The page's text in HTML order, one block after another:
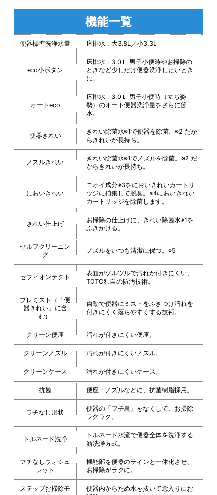
機能一覧
便器標準洗浄水量 床排水：大3.8L／小3.3L
eco小ボタン
床排水：3.0Ｌ 男子小便時やお掃除の
ときなど少しだけ便器洗浄したいとき
に。
オートeco
床排水：3.0Ｌ 男子小便時（立ち姿
勢）のオート便器洗浄量をさらに節
水。
便器きれい
きれい除菌水※1で便器を除菌。※2 だか
らきれいが長持ち。
ノズルきれい
きれい除菌水※1でノズルを除菌。※2 だ
からきれいが長持ち。
においきれい
ニオイ成分※3をにおいきれいカートリ
ッジに捕集して脱臭。※4においきれい
カートリッジを除菌します。
きれい仕上げ
お掃除の仕上げに、きれい除菌水※1を
ふきかける。
セルフクリーニン
グ
ノズルをいつも清潔に保つ。※5
セフィオンテクト
表面がツルツルで汚れが付きにくい、
TOTO独自の防汚技術。
プレミスト（「便
器きれい」に含
む）
自動で便器にミストをふきつけ汚れを
付きにくく落ちやすくする技術。
クリーン便座 汚れが付きにくい便座。
クリーンノズル 汚れが付きにくいノズル。
クリーンケース 汚れが付きにくいケース。
抗菌 便座・ノズルなどに、抗菌樹脂採用。
フチなし形状
便器の「フチ裏」をなくして、お掃除
ラクラク。
トルネード洗浄
トルネード水流で便器全体を洗浄する
新洗浄方式。
フチなしウォシュ
レット
機能部を便器のラインと一体化させ、
お掃除がラクに。
ステップお掃除モ
便器内からため水を抜いて念入りにお